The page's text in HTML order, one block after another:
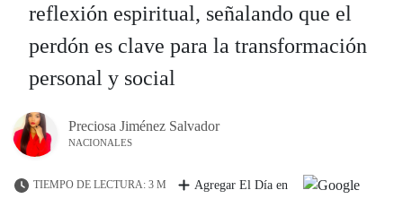
reflexión espiritual, señalando que el
perdón es clave para la transformación
personal y social
Preciosa Jiménez Salvador
NACIONALES
TIEMPO DE LECTURA: 3 M Agregar El Día en